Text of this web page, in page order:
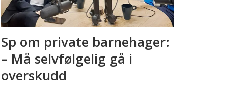
Sp om private barnehager:
– Må selvfølgelig gå i
overskudd